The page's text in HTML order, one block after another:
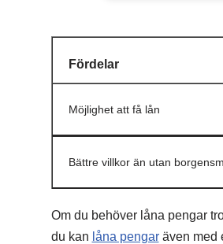
Fördelar
Möjlighet att få lån
Bättre villkor än utan
Om du behöver låna pengar
du kan låna pengaräven med